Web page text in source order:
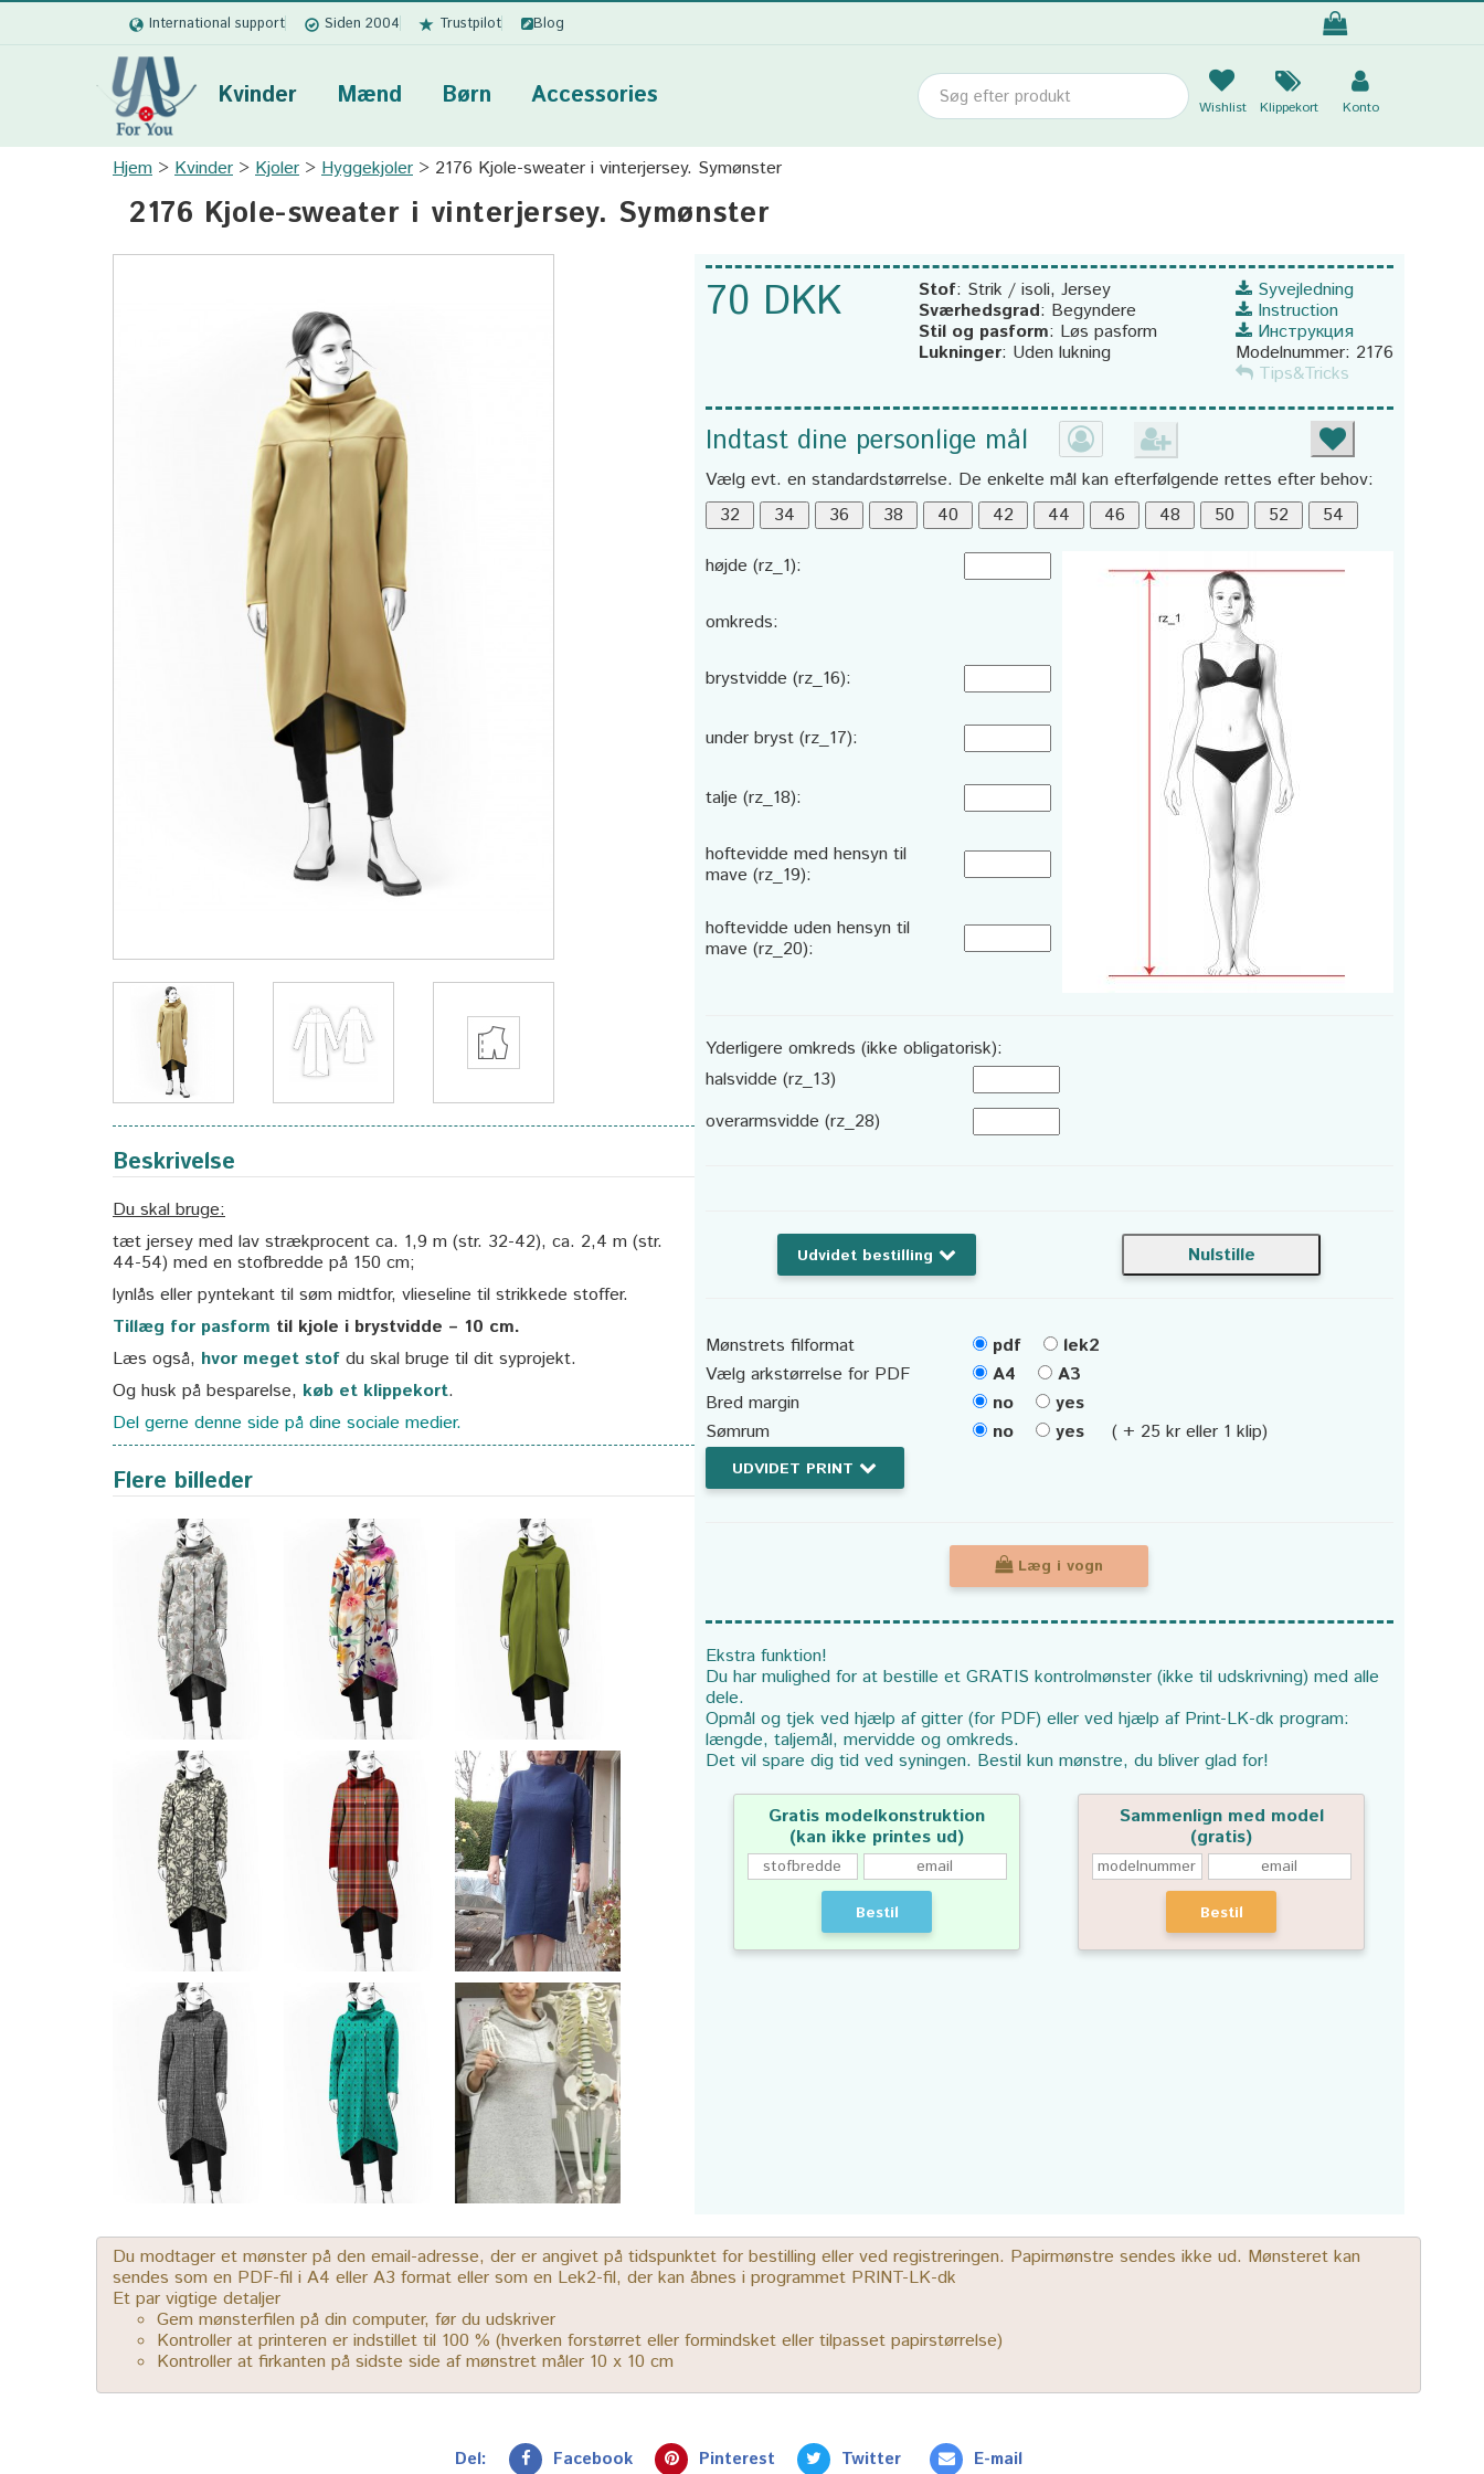
International support Siden 2004 Trustpilot Blog
Kvinder Mænd Børn Accessories Wishlist Klippekort Konto
Hjem Kvinder Kjoler Hyggekjoler 2176 Kjole-sweater i vinterjersey. Symønster
2176 Kjole-sweater i vinterjersey. Symønster
Beskrivelse
Du skal bruge:
tæt jersey med lav strækprocent ca. 1,9 m (str. 32-42), ca. 2,4 m (str.
44-54) med en stofbredde på 150 cm;
lynlås eller pyntekant til søm midtfor, vlieseline til strikkede stoffer.
Tillæg for pasform til kjole i brystvidde – 10 cm.
Læs også, hvor meget stof du skal bruge til dit syprojekt.
Og husk på besparelse, køb et klippekort.
Del gerne denne side på dine sociale medier.
Flere billeder
70 DKK Stof: Strik / isoli, Jersey
Sværhedsgrad: Begyndere
Stil og pasform: Løs pasform
Lukninger: Uden lukning
Syvejledning
Instruction
Инструкция
Modelnummer: 2176
Tips&Tricks
Indtast dine personlige mål
Vælg evt. en standardstørrelse. De enkelte mål kan efterfølgende rettes efter behov:
højde (rz_1):
omkreds:
brystvidde (rz_16):
under bryst (rz_17):
talje (rz_18):
hoftevidde med hensyn til
mave (rz_19):
hoftevidde uden hensyn til
mave (rz_20):
Yderligere omkreds (ikke obligatorisk):
halsvidde (rz_13)
overarmsvidde (rz_28)
Udvidet bestilling
Mønstrets filformat pdf
lek2
Vælg arkstørrelse for PDF
A4
A3
Bred margin
no
yes
Sømrum
no yes ( + 25 kr eller 1 klip)
UDVIDET PRINT
Læg i vogn
Ekstra funktion!
Du har mulighed for at bestille et GRATIS kontrolmønster (ikke til udskrivning) med alle
dele.
Opmål og tjek ved hjælp af gitter (for PDF) eller ved hjælp af Print-LK-dk program:
længde, taljemål, mervidde og omkreds.
Det vil spare dig tid ved syningen. Bestil kun mønstre, du bliver glad for!
Gratis modelkonstruktion
(kan ikke printes ud)
Bestil
Sammenlign med model
(gratis)
Bestil
Du modtager et mønster på den email-adresse, der er angivet på tidspunktet for bestilling eller ved registreringen. Papirmønstre sendes ikke ud. Mønsteret kan
sendes som en PDF-fil i A4 eller A3 format eller som en Lek2-fil, der kan åbnes i programmet PRINT-LK-dk
Et par vigtige detaljer
Gem mønsterfilen på din computer, før du udskriver
Kontroller at printeren er indstillet til 100 % (hverken forstørret eller formindsket eller tilpasset papirstørrelse)
Kontroller at firkanten på sidste side af mønstret måler 10 x 10 cm
Del: Facebook Pinterest Twitter E-mail